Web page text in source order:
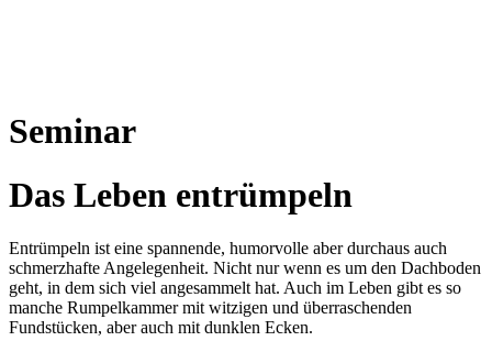
Seminar
Das Leben entrümpeln
Entrümpeln ist eine spannende, humorvolle aber durchaus auch
schmerzhafte Angelegenheit. Nicht nur wenn es um den Dachboden
geht, in dem sich viel angesammelt hat. Auch im Leben gibt es so
manche Rumpelkammer mit witzigen und überraschenden
Fundstücken, aber auch mit dunklen Ecken.